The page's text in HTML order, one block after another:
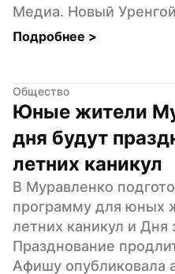
Медиа. Новый
Подробнее >
Общество
Юные жители
дня будут
летних каникул
В Муравленко
программу для юных
летних каникул и
Празднование
Афишу опубликовала